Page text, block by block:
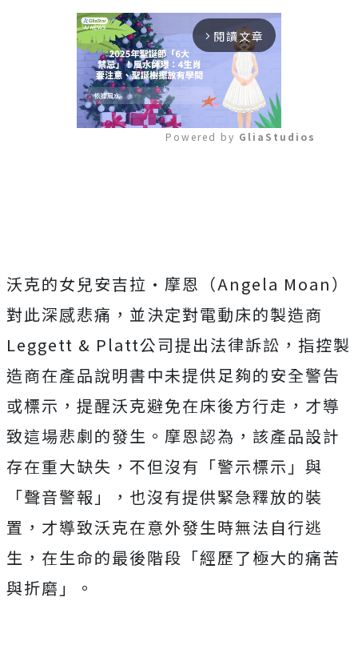
arrow_forward_ios 閱讀文章
Powered by GliaStudios
沃克的女兒安吉拉·摩恩（Angela Moan）
對此深感悲痛，並決定對電動床的製造商
Leggett & Platt公司提出法律訴訟， 指控製
造商在產品說明書中未提供足夠的安全警告
或標示，提醒沃克避免在床後方行走，才導
致這場悲劇的發生。 摩恩認為，該產品設計
存在重大缺失，不但沒有「警示標示」與
「聲音警報」，也沒有提供緊急釋放的裝
置，才導致沃克在意外發生時無法自行逃
生，在生命的最後階段「經歷了極大的痛苦
與折磨」。